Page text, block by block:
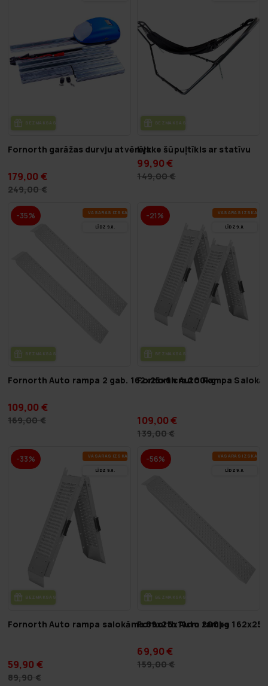
BEZ­MAK­SAS PIE­GĀ­DE
Fornorth garāžas durvju atvērējs
179,00 €
249,00 €
BEZ­MAK­SAS PIE­GĀ­DE
Lykke šūpuļtīkls ar statīvu
99,90 €
149,00 €
-35% VA­SA­RAS IZ­SKA­ŅA
LĪDZ 9.8.
BEZ­MAK­SAS PIE­GĀ­DE
Fornorth Auto rampa 2 gab. 162x25x6 cm 200kg
109,00 €
169,00 €
-21% VA­SA­RAS IZ­SKA­ŅA
LĪDZ 9.8.
BEZ­MAK­SAS PIE­GĀ­DE
Fornorth Auto Rampa
109,00 €
139,00 €
-33% VA­SA­RAS IZ­SKA­ŅA
LĪDZ 9.8.
BEZ­MAK­SAS PIE­GĀ­DE
Fornorth Auto rampa salokāma 89x26x11cm 200kg
59,90 €
89,90 €
-56% VA­SA­RAS IZ­SKA­ŅA
LĪDZ 9.8.
BEZ­MAK­SAS PIE­GĀ­DE
Fornorth Auto rampa
69,90 €
159,00 €